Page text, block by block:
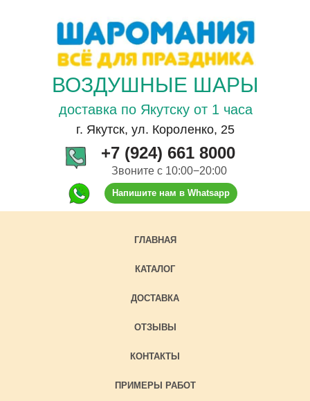
ВОЗДУШНЫЕ ШАРЫ
доставка по Якутску от 1 часа
г. Якутск, ул. Короленко, 25
+7 (924) 661 8000
Напишите нам в Whatsapp
Звоните с 10:00−20:00
ГЛАВНАЯ
КАТАЛОГ
ДОСТАВКА
ОТЗЫВЫ
КОНТАКТЫ
ПРИМЕРЫ РАБОТ